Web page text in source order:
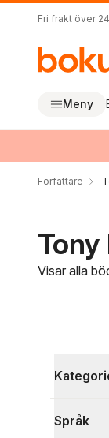
Fri frakt över
Meny
Författare
Visar alla
Språk